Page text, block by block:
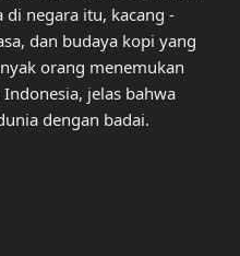
negara itu, kacang -
dan budaya kopi yang
orang menemukan
jelas bahwa
dengan badai.